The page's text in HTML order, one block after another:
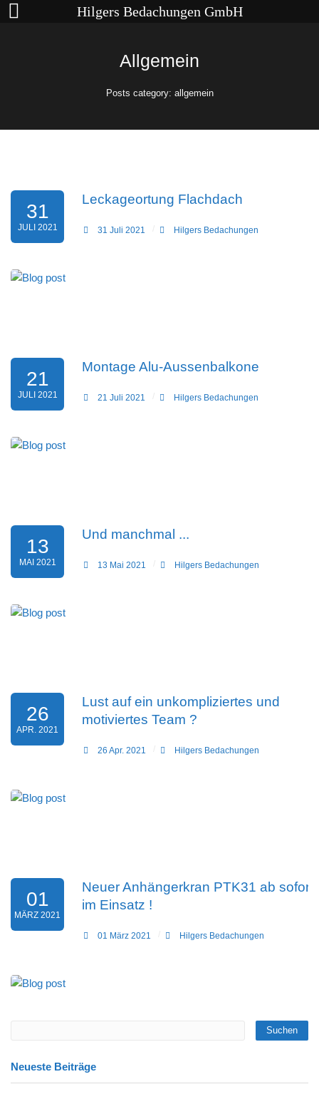
Allgemein
Posts category: allgemein
31
JULI 2021
Leckageortung Flachdach
31 Juli 2021 Hilgers Bedachungen
21
JULI 2021
Montage Alu-Aussenbalkone
21 Juli 2021 Hilgers Bedachungen
13
MAI 2021
Und manchmal ...
13 Mai 2021 Hilgers Bedachungen
26
APR. 2021
Lust auf ein unkompliziertes und
motiviertes Team ?
26 Apr. 2021 Hilgers Bedachungen
01
MÄRZ 2021
Neuer Anhängerkran PTK31 ab sofort
im Einsatz !
01 März 2021 Hilgers Bedachungen
Neueste Beiträge
Hilgers Bedachungen GmbH